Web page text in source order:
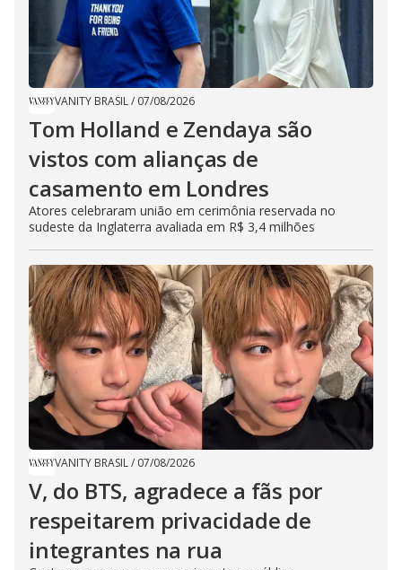
VANITY BRASIL/ 07/08/2026
Tom Holland e Zendaya são
vistos com alianças de
casamento em Londres
Atores celebraram união em cerimônia reservada no
sudeste da Inglaterra avaliada em R$ 3,4 milhões
VANITY BRASIL/ 07/08/2026
V, do BTS, agradece a fãs por
respeitarem privacidade de
integrantes na rua